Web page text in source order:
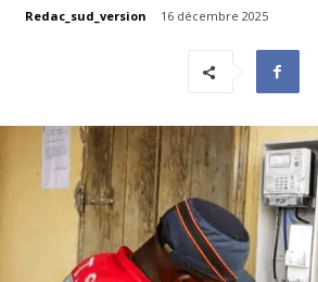
Redac_sud_version 16 décembre 2025